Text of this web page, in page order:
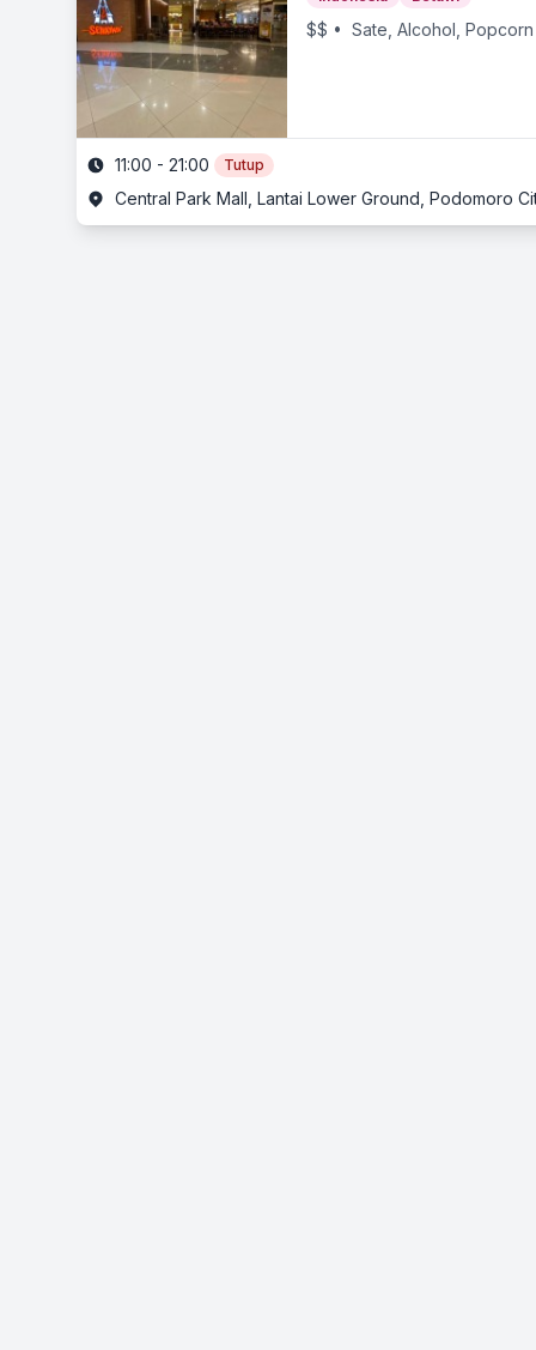
$$ • Sate, Alcohol, Popcorn
11:00 - 21:00 Tutup
Central Park Mall, Lantai Lower Ground, Podomoro